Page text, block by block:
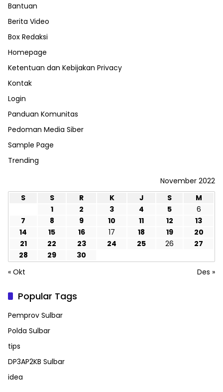
Bantuan
Berita Video
Box Redaksi
Homepage
Ketentuan dan Kebijakan Privacy
Kontak
Login
Panduan Komunitas
Pedoman Media Siber
Sample Page
Trending
November 2022
S
S R K J S
M
1
2 3 4 5
6
7
8 9 10 11 12
13
14
15 16 17 18 19
20
21
22 23 24 25 26
27
28
29
30
« Okt
Des »
Popular Tags
Pemprov Sulbar
Polda Sulbar
tips
DP3AP2KB Sulbar
idea